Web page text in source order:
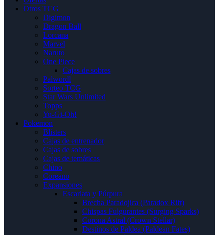
Otros TCG
Digimon
Dragon Ball
Lorcana
Marvel
Naruto
One Piece
Cajas de sobres
Palwordl
Sorteo TCG
Star Wars Unlimited
Topps
Yu-Gi-Oh!
Pokemon
Blisters
Cajas de entrenador
Cajas de sobres
Cajas de temáticas
Chino
Coreano
Expansiones
Escarlata y Púrpura
Brecha Paradojica (Paradox Rift)
Chispas Fulgurantes (Surging Sparks)
Corona Astral (Crown Stellar)
Destinos de Paldea (Paldean Fates)